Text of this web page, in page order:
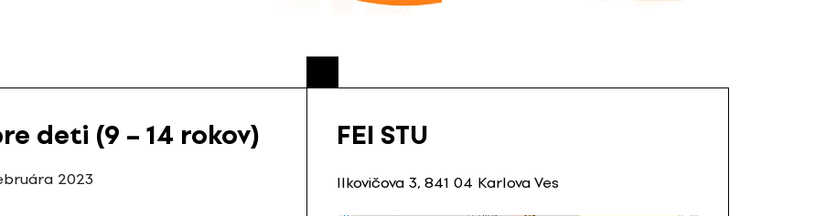
deti (9 – 14 rokov)
2023
FEI STU
Ilkovičova 3, 841 04 Karlova Ves